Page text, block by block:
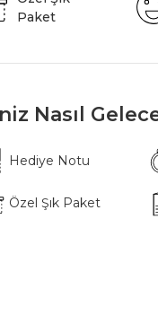
Paket
Nasıl
Hediye Notu
Özel Şık Paket